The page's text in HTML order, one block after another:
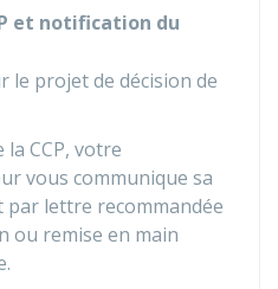
et notification du
le projet de décision de
CCP, votre
vous communique sa
par lettre recommandée
ou remise en main